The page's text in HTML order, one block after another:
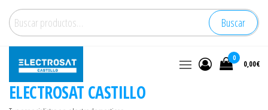
Saltar
contenido
Buscar
por:
Buscar
ELECTROSAT CASTILLO
0
0,00€